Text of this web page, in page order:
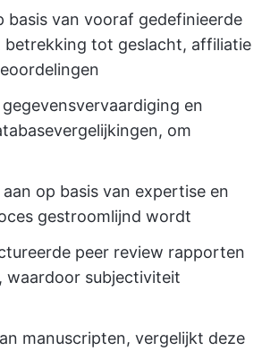
basis van vooraf gedefinieerde
tot geslacht, affiliatie
en
om
op basis van expertise en
gestroomlijnd wordt
peer review rapporten
waardoor subjectiviteit
manuscripten, vergelijkt deze